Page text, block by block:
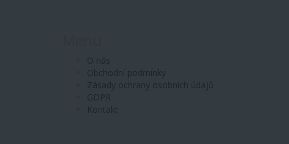
O nás
Obchodní podmínky
Zásady ochrany osobních údajů
GDPR
Kontakt